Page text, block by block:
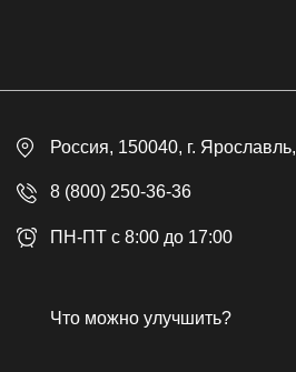
Доставка
Контакты
Гарантия
Публичная оферта
Россия, 150040, г. Ярославль,
8 (800) 250-36-36
ПН-ПТ с 8:00 до 17:00
Что можно улучшить?